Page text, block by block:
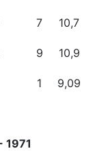
7 10,7
9 10,9
1 9,09
1971